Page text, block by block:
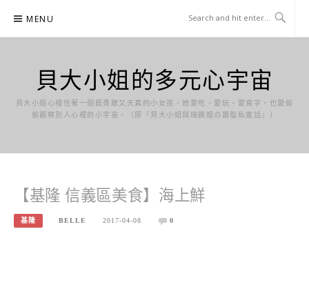
content
MENU
貝大小姐的多元心宇宙
貝大小姐心裡住著一個既勇敢又天真的小女孩，她愛吃、愛玩、愛寫字，也愛偷
偷觀察別人心裡的小宇宙。（原『貝大小姐與瑞餚姐の囂脂私蜜話』）
【基隆 信義區美食】海上鮮
基隆 BELLE 2017-04-08 0